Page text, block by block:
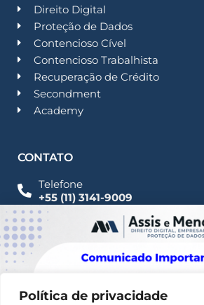
Política de privacidade
Direito Digital
Proteção de Dados
Contencioso Cível
Contencioso Trabalhista
Recuperação de Crédito
Secondment
Academy
CONTATO
Telefone
+55 (11) 3141-9009
Imprensa
Fale Conosco
contato@assisemendes.com.br
Alameda Santos, 1165 Paulista -
SP